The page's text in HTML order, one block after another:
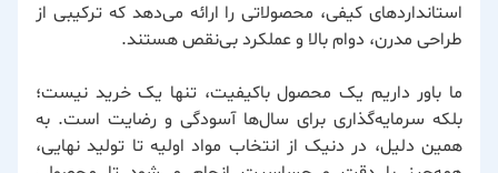
استانداردهای کیفی، محصولاتی را ارائه می‌دهد که ترکیبی از
طراحی مدرن، دوام بالا و عملکرد بی‌نقص هستند.
ما باور داریم یک محصول باکیفیت، تنها یک خرید نیست؛
بلکه سرمایه‌گذاری برای سال‌ها آسودگی و رضایت است. به
همین دلیل، در دنیک از انتخاب مواد اولیه تا تولید نهایی،